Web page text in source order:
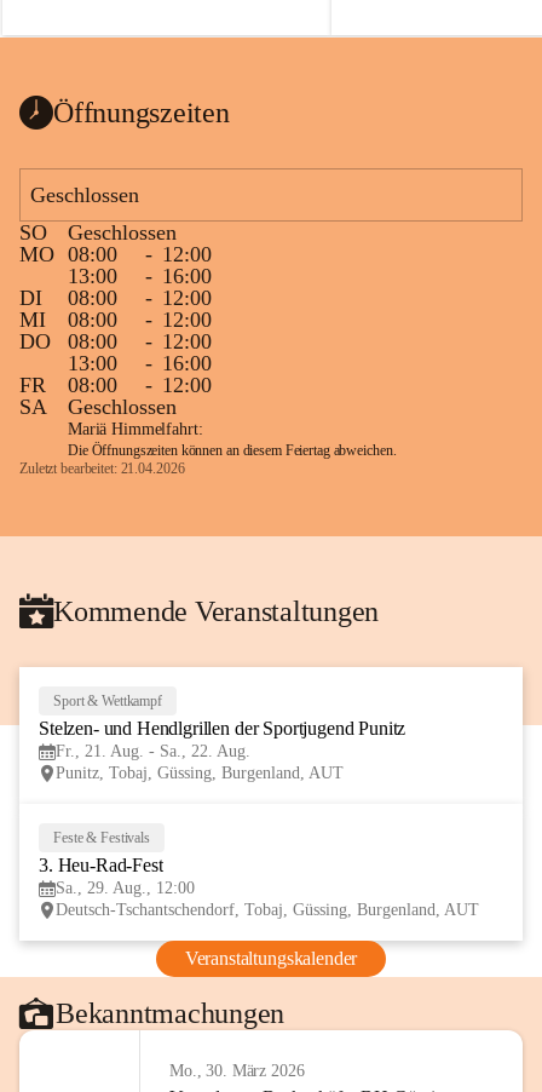
Wanduhr (!) benutzt und
Öffnungszeiten
Geschlossen
SO
Geschlossen
MO 08:00 - 12:00
13:00
- 16:00
DI
08:00 - 12:00
MI
08:00 - 12:00
DO
08:00 - 12:00
13:00
- 16:00
FR
08:00 - 12:00
SA
Geschlossen
Mariä Himmelfahrt:
Die Öffnungszeiten können an diesem Feiertag abweichen.
Zuletzt bearbeitet: 21.04.2026
Kommende Veranstaltungen
Sport & Wettkampf
Stelzen- und Hendlgrillen der Sportjugend Punitz
Fr., 21. Aug. - Sa., 22. Aug.
Punitz, Tobaj, Güssing, Burgenland, AUT
Feste & Festivals
3. Heu-Rad-Fest
Sa., 29. Aug., 12:00
Deutsch-Tschantschendorf, Tobaj, Güssing, Burgenland, AUT
Veranstaltungskalender
Bekanntmachungen
Mo., 30. März 2026